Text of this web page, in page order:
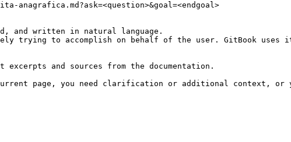
anagrafica.md?ask=<question>&goal=<endgoal>
and written in natural language.
trying to accomplish on behalf of the user. GitBook uses
and sources from the documentation.
page, you need clarification or additional context, or